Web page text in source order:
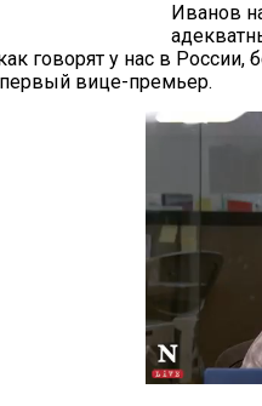
Иванов
говорят у нас в
вице-премьер.